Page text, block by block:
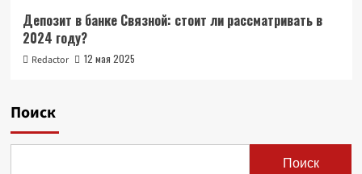
Депозит в банке Связной: стоит ли рассматривать в
2024 году?
Redactor 12 мая 2025
Поиск
Поиск